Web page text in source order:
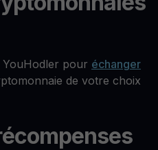
YouHodler pour échanger
de votre choix